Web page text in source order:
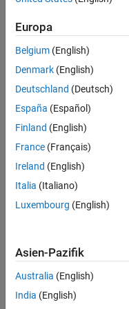
Blocks
Thread
Trigger
Call
selected
Related
https://
Featured
Connect Triggered
subsystem.
Europa
Belgium (English)
Denmark (English)
Deutschland (Deutsch)
España (Español)
Finland (English)
France (Français)
Ireland (English)
Italia (Italiano)
Luxembourg (English)
Asien-Pazifik
Australia (English)
India (English)